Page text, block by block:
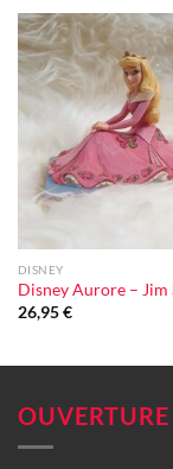
DISNEY
Disney Aurore – Jim
26,95€